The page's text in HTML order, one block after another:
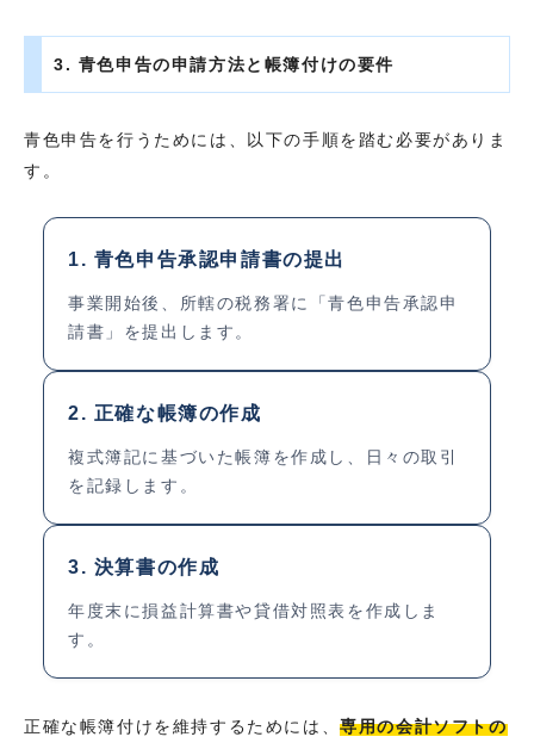
3. 青色申告の申請方法と帳簿付けの要件
青色申告を行うためには、以下の手順を踏む必要がありま
す。
1. 青色申告承認申請書の提出
事業開始後、所轄の税務署に「青色申告承認申
請書」を提出します。
2. 正確な帳簿の作成
複式簿記に基づいた帳簿を作成し、日々の取引
を記録します。
3. 決算書の作成
年度末に損益計算書や貸借対照表を作成しま
す。
正確な帳簿付けを維持するためには、専用の会計ソフトの